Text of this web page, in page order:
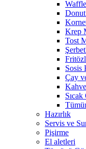
Krep
Tost
Sosis
Çay
Hazırlık
Servis ve
Pişirme
El aletleri